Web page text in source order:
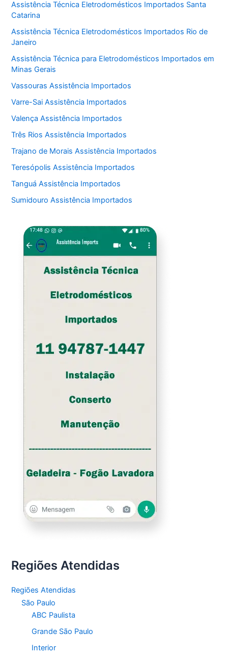
Assistência Técnica Eletrodomésticos Importados Santa
Catarina
Assistência Técnica Eletrodomésticos Importados Rio de
Janeiro
Assistência Técnica para Eletrodomésticos Importados em
Minas Gerais
Vassouras Assistência Importados
Varre-Sai Assistência Importados
Valença Assistência Importados
Três Rios Assistência Importados
Trajano de Morais Assistência Importados
Teresópolis Assistência Importados
Tanguá Assistência Importados
Sumidouro Assistência Importados
Regiões Atendidas
Regiões Atendidas
São Paulo
ABC Paulista
Grande São Paulo
Interior